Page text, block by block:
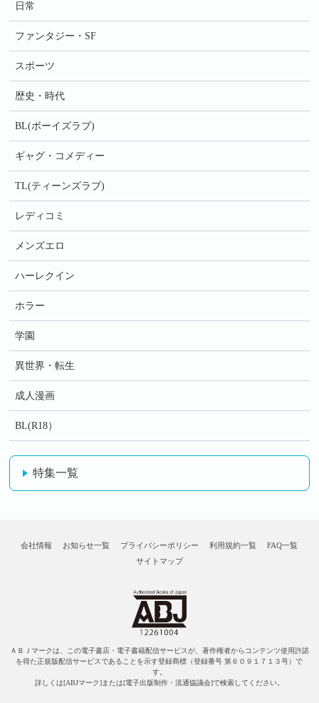
日常
ファンタジー・SF
スポーツ
歴史・時代
BL(ボーイズラブ)
ギャグ・コメディー
TL(ティーンズラブ)
レディコミ
メンズエロ
ハーレクイン
ホラー
学園
異世界・転生
成人漫画
BL(R18）
特集一覧
会社情報 お知らせ一覧 プライバシーポリシー 利用規約一覧
FAQ一覧
サイトマップ
ＡＢＪマークは、この電子書店・電子書籍配信サービスが、著作権者からコンテンツ使用許諾
を得た正規版配信サービスであることを示す登録商標（登録番号 第６０９１７１３号）で
す。
詳しくは[ABJマーク]または[電子出版制作・流通協議会]で検索してください。